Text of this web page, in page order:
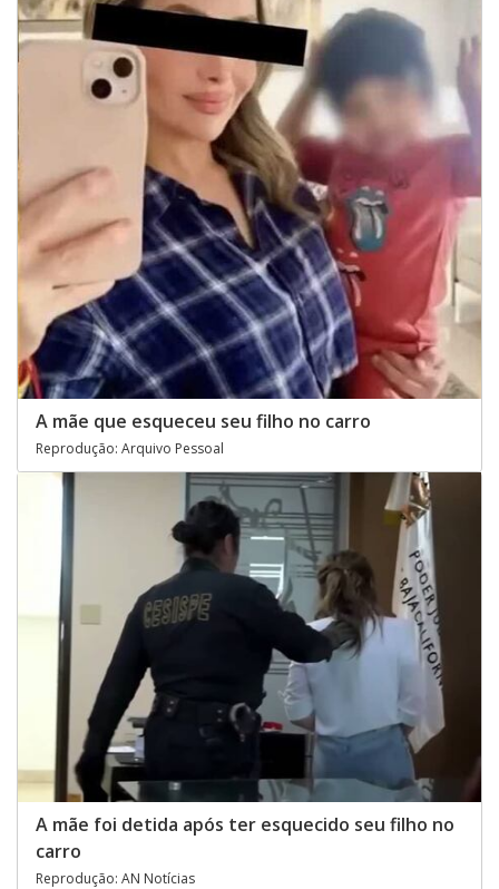
A mãe que esqueceu seu filho no carro
Reprodução: Arquivo Pessoal
A mãe foi detida após ter esquecido seu filho no
carro
Reprodução: AN Notícias